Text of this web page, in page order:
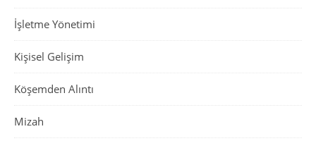
İşletme Yönetimi
Kişisel Gelişim
Köşemden Alıntı
Mizah